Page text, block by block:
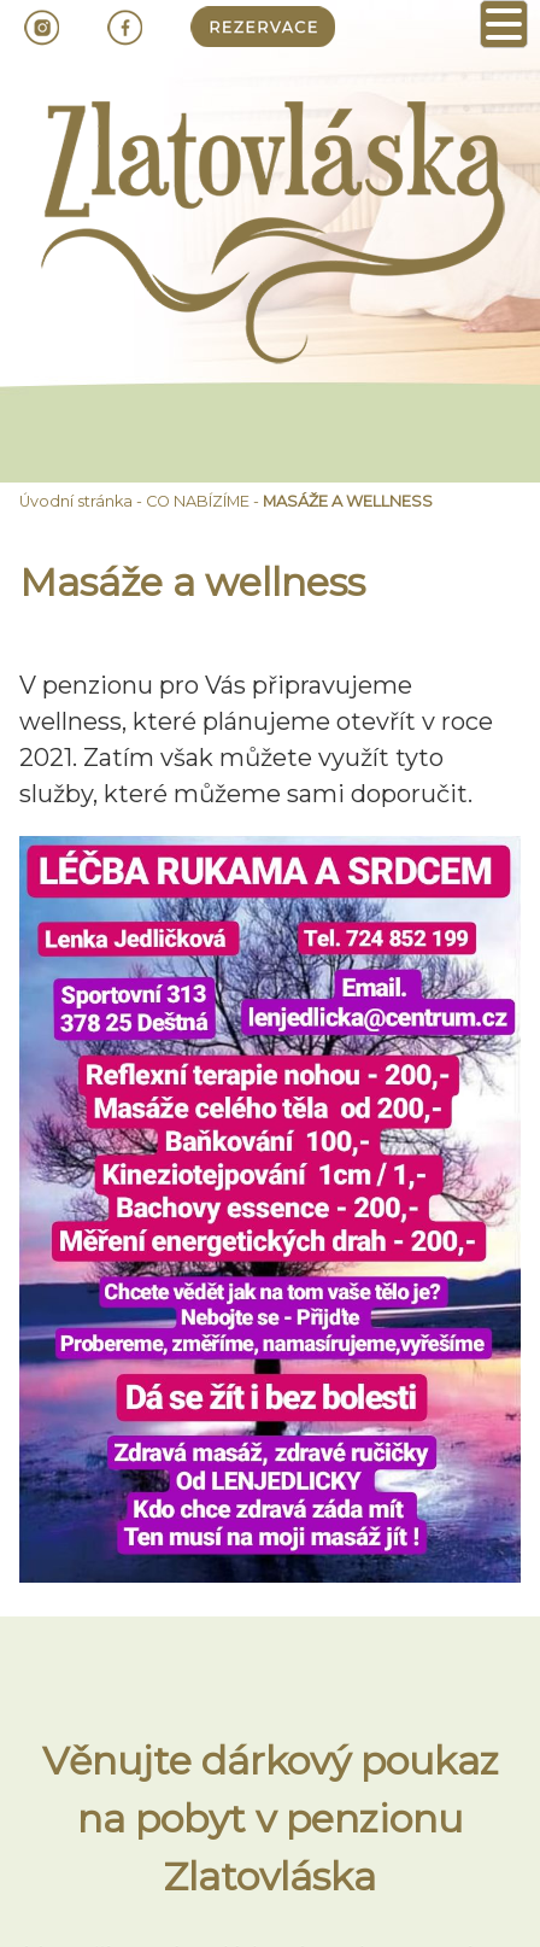
Úvodní stránka - CO NABÍZÍME - MASÁŽE A WELLNESS
Masáže a wellness
V penzionu pro Vás připravujeme
wellness, které plánujeme otevřít v roce
2021. Zatím však můžete využít tyto
služby, které můžeme sami doporučit.
Věnujte dárkový poukaz
na pobyt v penzionu
Zlatovláska